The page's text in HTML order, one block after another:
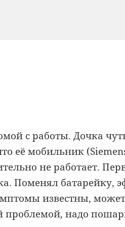
с работы. Дочка
её мобильник
не работает.
Поменял батарейку,
известны,
проблемой, надо